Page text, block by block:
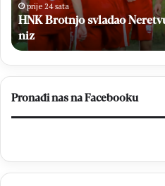
prije 1 dan
U Blizancima proslavljen 18.
Pronađi nas na Facebooku